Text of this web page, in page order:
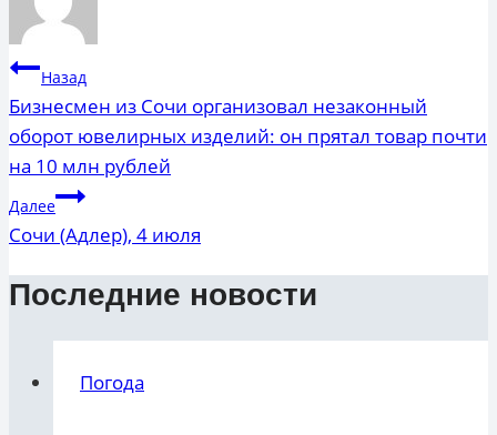
Навигация
по
записям
Назад
Бизнесмен из Сочи организовал незаконный
оборот ювелирных изделий: он прятал товар почти
на 10 млн рублей
Далее
Сочи (Адлер), 4 июля
Последние новости
Погода